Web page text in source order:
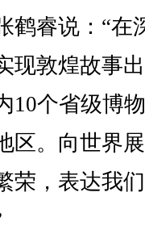
睿说：“在
现敦煌故事
10个省级博
区。向世界
荣，表达我